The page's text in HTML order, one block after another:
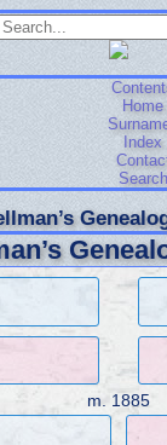
Home
Index
Search
m. 1885